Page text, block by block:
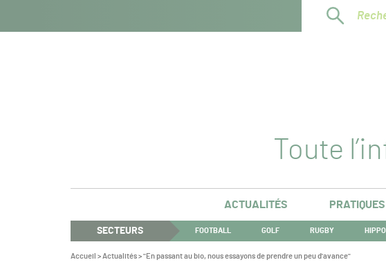
Toute
ACTUALITÉS PRATIQUES
SECTEURS FOOTBALL GOLF RUGBY
Vous
Accueil >Actualités>"En passant au bio, nous essayons de prendre un peu d'avance"